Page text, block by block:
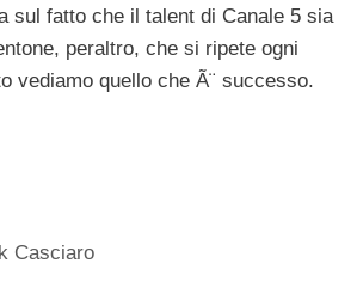
sul fatto che il talent di Canale 5 sia
peraltro, che si ripete ogni
vediamo quello che Ã¨ successo.
Casciaro